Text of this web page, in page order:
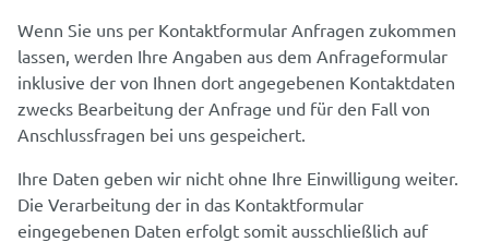
Wenn Sie uns per Kontaktformular Anfragen zukommen
lassen, werden Ihre Angaben aus dem Anfrageformular
inklusive der von Ihnen dort angegebenen Kontaktdaten
zwecks Bearbeitung der Anfrage und für den Fall von
Anschlussfragen bei uns gespeichert.
Ihre Daten geben wir nicht ohne Ihre Einwilligung weiter.
Die Verarbeitung der in das Kontaktformular
eingegebenen Daten erfolgt somit ausschließlich auf